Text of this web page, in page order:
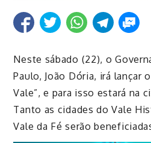
Neste sábado (22), o
Paulo, João Dória, irá lançar
Vale”, e para isso estará na
Tanto as cidades do Vale
Vale da Fé serão